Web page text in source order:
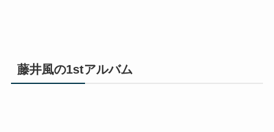
藤井風の1stアルバム